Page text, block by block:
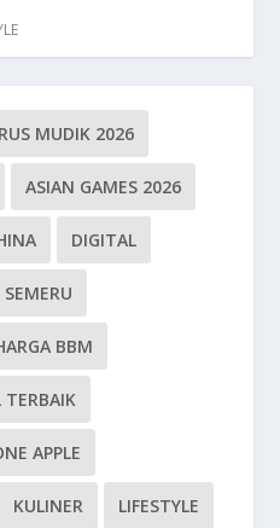
MUDIK 2026
ASIAN GAMES 2026
DIGITAL
BBM
TERBAIK
APPLE
KULINER LIFESTYLE